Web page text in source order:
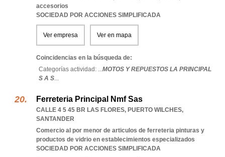
accesorios
SOCIEDAD POR ACCIONES SIMPLIFICADA
Ver empresa Ver en mapa
Coincidencias en la búsqueda de:
Categorías actividad: ...MOTOS Y REPUESTOS LA PRINCIPAL
S A S...
Ferreteria Principal Nmf Sas
CALLE 4 5 45 BR LAS FLORES, PUERTO WILCHES,
SANTANDER
Comercio al por menor de articulos de ferreteria pinturas y
productos de vidrio en establecimientos especializados
SOCIEDAD POR ACCIONES SIMPLIFICADA